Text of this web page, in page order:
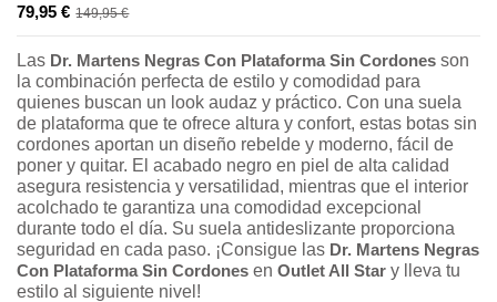
79,95 € 149,95 €
Las Dr. Martens Negras Con Plataforma Sin Cordones son
la combinación perfecta de estilo y comodidad para
quienes buscan un look audaz y práctico. Con una suela
de plataforma que te ofrece altura y confort, estas botas sin
cordones aportan un diseño rebelde y moderno, fácil de
poner y quitar. El acabado negro en piel de alta calidad
asegura resistencia y versatilidad, mientras que el interior
acolchado te garantiza una comodidad excepcional
durante todo el día. Su suela antideslizante proporciona
seguridad en cada paso. ¡Consigue las Dr. Martens Negras
Con Plataforma Sin Cordones en Outlet All Star y lleva tu
estilo al siguiente nivel!